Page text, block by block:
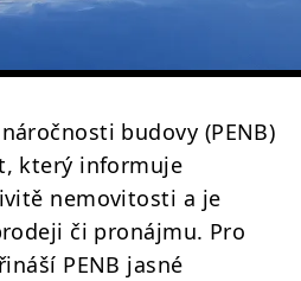
budovy (PENB)
který informuje
nemovitosti a je
či pronájmu. Pro
PENB jasné